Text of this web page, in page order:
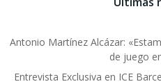
Antonio Martínez Alcázar:
de juego
Entrevista Exclusiva en ICE